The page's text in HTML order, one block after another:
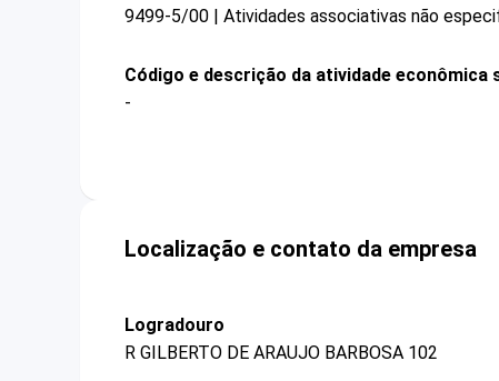
9499-5/00 | Atividades associativas não
Código e descrição da atividade econômica
-
Localização e contato da empresa
Logradouro
R GILBERTO DE ARAUJO BARBOSA 102